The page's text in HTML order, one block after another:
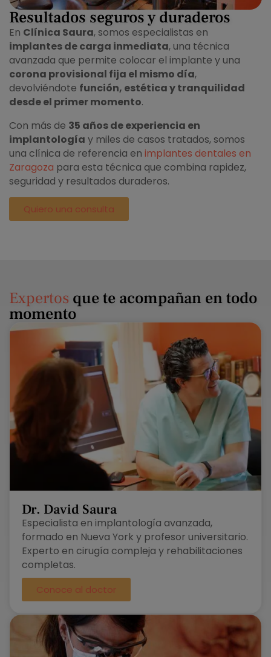
Resultados seguros y duraderos
En Clínica Saura, somos especialistas en
implantes de carga inmediata, una técnica
avanzada que permite colocar el implante y una
corona provisional fija el mismo día,
devolviéndote función, estética y tranquilidad
desde el primer momento.
Con más de 35 años de experiencia en
implantología y miles de casos tratados, somos
una clínica de referencia en implantes dentales en
Zaragoza para esta técnica que combina rapidez,
seguridad y resultados duraderos.
Quiero una consulta
Expertos que te acompañan en todo
momento
Dr. David Saura
Especialista en implantología avanzada,
formado en Nueva York y profesor universitario.
Experto en cirugía compleja y rehabilitaciones
completas.
Conoce al doctor